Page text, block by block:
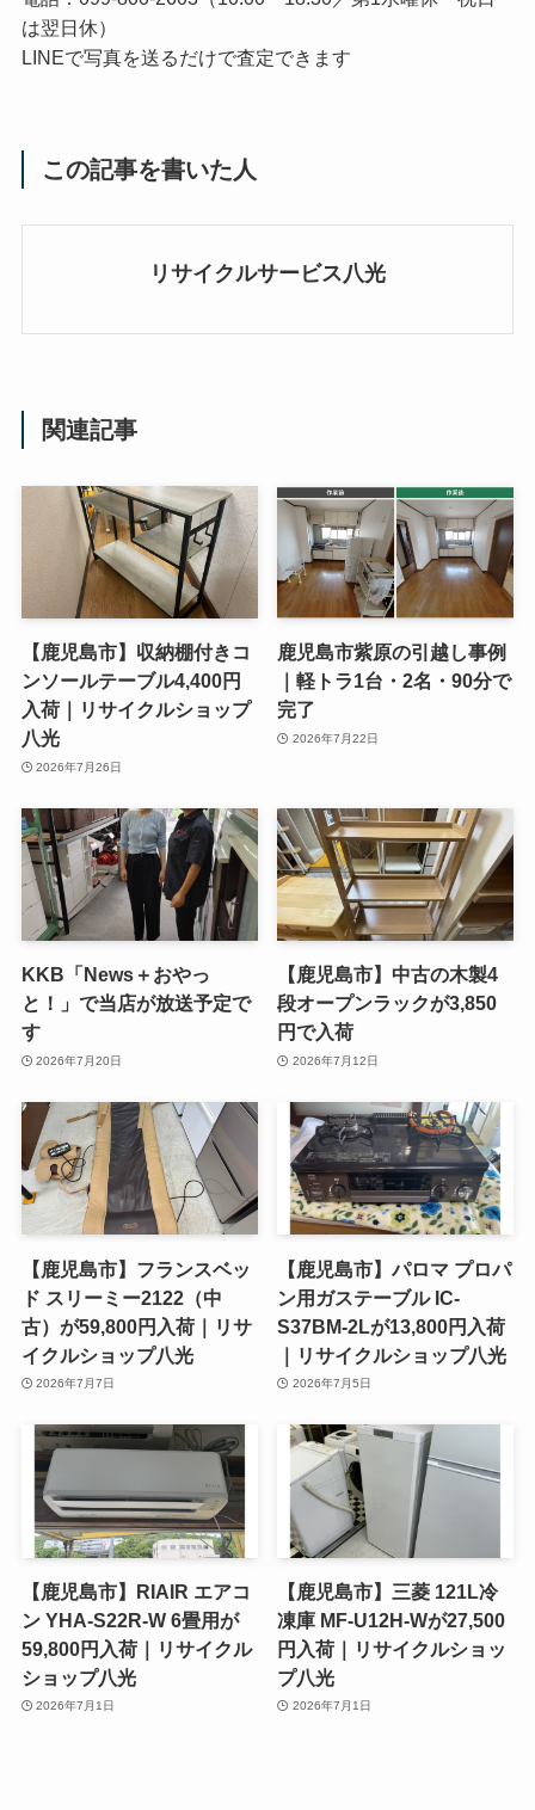
は翌日休）
LINEで写真を送るだけで査定できます
この記事を書いた人
リサイクルサービス八光
関連記事
【鹿児島市】収納棚付きコ
ンソールテーブル4,400円
入荷｜リサイクルショップ
八光
2026年7月26日
鹿児島市紫原の引越し事例
｜軽トラ1台・2名・90分で
完了
2026年7月22日
KKB「News＋おやっ
と！」で当店が放送予定で
す
2026年7月20日
【鹿児島市】中古の木製4
段オープンラックが3,850
円で入荷
2026年7月12日
【鹿児島市】フランスベッ
ド スリーミー2122（中
古）が59,800円入荷｜リサ
イクルショップ八光
2026年7月7日
【鹿児島市】パロマ プロパ
ン用ガステーブル IC-
S37BM-2Lが13,800円入荷
｜リサイクルショップ八光
2026年7月5日
【鹿児島市】RIAIR エアコ
ン YHA-S22R-W 6畳用が
59,800円入荷｜リサイクル
ショップ八光
2026年7月1日
【鹿児島市】三菱 121L冷
凍庫 MF-U12H-Wが27,500
円入荷｜リサイクルショッ
プ八光
2026年7月1日